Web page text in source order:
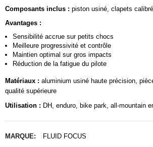
Composants inclus : piston usiné, clapets
Avantages :
Sensibilité accrue sur petits chocs
Meilleure progressivité et contrôle
Maintien optimal sur gros impacts
Réduction de la fatigue du pilote
Matériaux : aluminium usiné haute précision,
qualité supérieure
Utilisation : DH, enduro, bike park, all-mountain
MARQUE: FLUID FOCUS